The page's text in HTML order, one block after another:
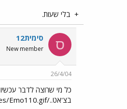
+ בלי שעות.
ס סימית12
New member
26/4/04
כל מי שרוצה לדבר עכשיו
בצ'אט../images/Emo110.gif